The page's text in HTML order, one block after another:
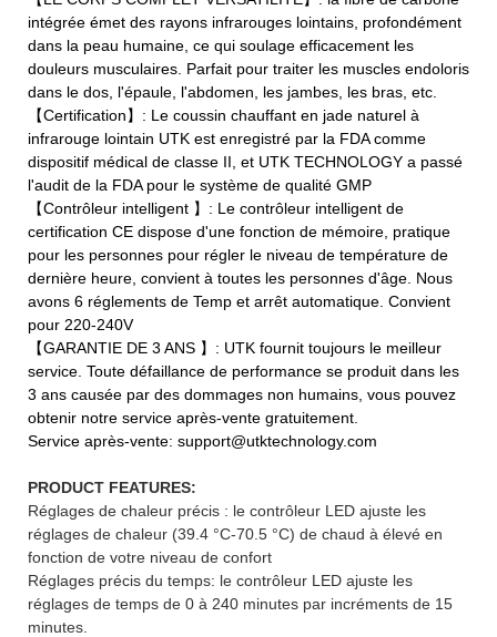
intégrée émet des rayons infrarouges lointains, profondément
dans la peau humaine, ce qui soulage efficacement les
douleurs musculaires. Parfait pour traiter les muscles endoloris
dans le dos, l'épaule, l'abdomen, les jambes, les bras, etc.
【Certification】: Le coussin chauffant en jade naturel à
infrarouge lointain UTK est enregistré par la FDA comme
dispositif médical de classe II, et UTK TECHNOLOGY a passé
l'audit de la FDA pour le système de qualité GMP
【Contrôleur intelligent 】: Le contrôleur intelligent de
certification CE dispose d'une fonction de mémoire, pratique
pour les personnes pour régler le niveau de température de
dernière heure, convient à toutes les personnes d'âge. Nous
avons 6 réglements de Temp et arrêt automatique. Convient
pour 220-240V
【GARANTIE DE 3 ANS 】: UTK fournit toujours le meilleur
service. Toute défaillance de performance se produit dans les
3 ans causée par des dommages non humains, vous pouvez
obtenir notre service après-vente gratuitement.
Service après-vente: support@utktechnology.com
PRODUCT FEATURES:
Réglages de chaleur précis : le contrôleur LED ajuste les
réglages de chaleur (39.4 °C-70.5 °C) de chaud à élevé en
fonction de votre niveau de confort
Réglages précis du temps: le contrôleur LED ajuste les
réglages de temps de 0 à 240 minutes par incréments de 15
minutes.